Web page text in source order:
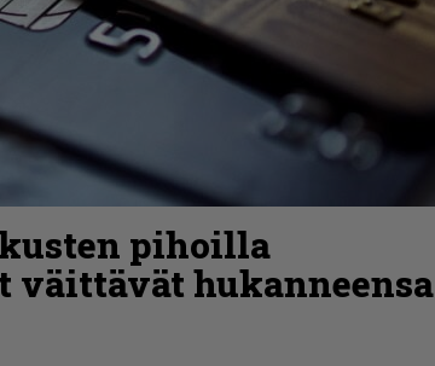
pihoilla
väittävät hukanneensa